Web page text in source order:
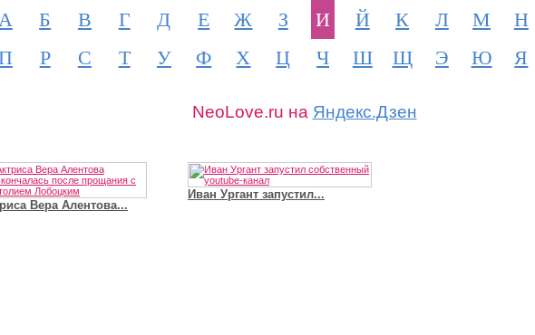
А Б В Г Д Е Ж З И Й К Л М
Н
Р С Т У Ф Х Ц Ч Ш Щ Э Ю Я
NeoLove.ru на Яндекс.Дзен
Вера Алентова...
Иван Ургант запустил...